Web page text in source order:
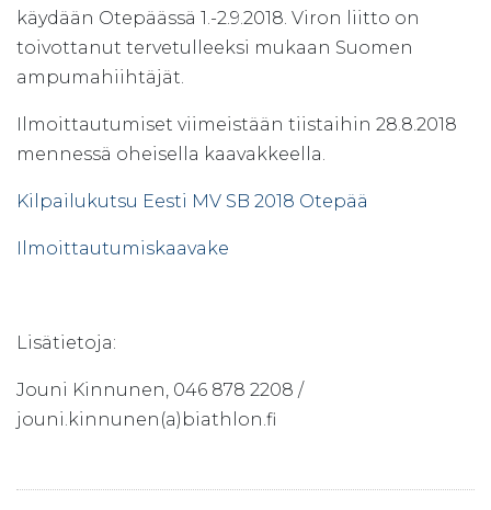
käydään Otepäässä 1.-2.9.2018. Viron liitto on
toivottanut tervetulleeksi mukaan Suomen
ampumahiihtäjät.
Ilmoittautumiset viimeistään tiistaihin 28.8.2018
mennessä oheisella kaavakkeella.
Kilpailukutsu Eesti MV SB 2018 Otepää
Ilmoittautumiskaavake
Lisätietoja:
Jouni Kinnunen, 046 878 2208 /
jouni.kinnunen(a)biathlon.fi